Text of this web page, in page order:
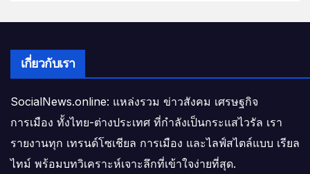
เกี่ยวกับเรา
SocialNews.online: แหล่งรวม ข่าวสังคม เศรษฐกิจ
การเมือง ทั้งไทย-ต่างประเทศ ที่กำลังเป็นกระแสไวรัล เรา
รายงานทุก เทรนด์โซเชียล การเมือง และไลฟ์สไตล์แบบ เรียล
ไทม์ พร้อมบทวิเคราะห์เจาะลึกที่เข้าใจง่ายที่สุด.